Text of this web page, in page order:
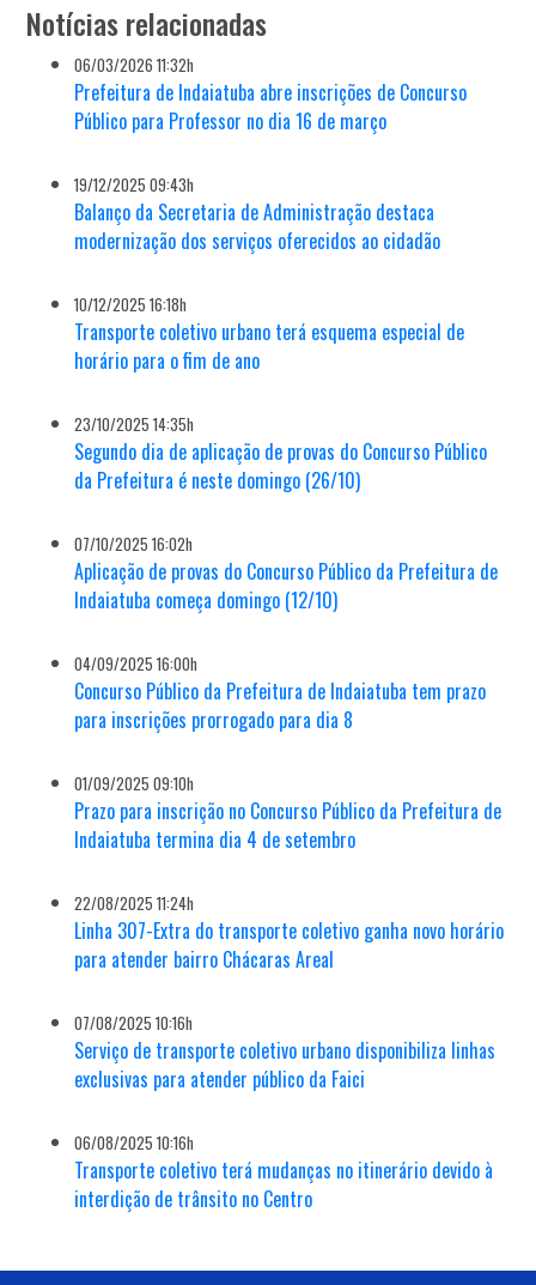
Notícias relacionadas
06/03/2026 11:32h
Prefeitura de Indaiatuba abre inscrições de Concurso
Público para Professor no dia 16 de março
19/12/2025 09:43h
Balanço da Secretaria de Administração destaca
modernização dos serviços oferecidos ao cidadão
10/12/2025 16:18h
Transporte coletivo urbano terá esquema especial de
horário para o fim de ano
23/10/2025 14:35h
Segundo dia de aplicação de provas do Concurso Público
da Prefeitura é neste domingo (26/10)
07/10/2025 16:02h
Aplicação de provas do Concurso Público da Prefeitura de
Indaiatuba começa domingo (12/10)
04/09/2025 16:00h
Concurso Público da Prefeitura de Indaiatuba tem prazo
para inscrições prorrogado para dia 8
01/09/2025 09:10h
Prazo para inscrição no Concurso Público da Prefeitura de
Indaiatuba termina dia 4 de setembro
22/08/2025 11:24h
Linha 307-Extra do transporte coletivo ganha novo horário
para atender bairro Chácaras Areal
07/08/2025 10:16h
Serviço de transporte coletivo urbano disponibiliza linhas
exclusivas para atender público da Faici
06/08/2025 10:16h
Transporte coletivo terá mudanças no itinerário devido à
interdição de trânsito no Centro